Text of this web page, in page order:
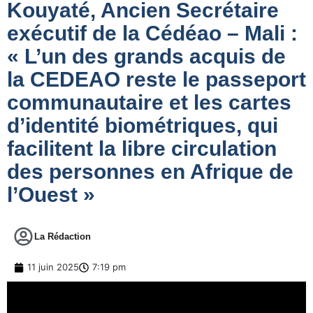
Kouyaté, Ancien Secrétaire
exécutif de la Cédéao – Mali :
« L’un des grands acquis de
la CEDEAO reste le passeport
communautaire et les cartes
d’identité biométriques, qui
facilitent la libre circulation
des personnes en Afrique de
l’Ouest »
La Rédaction
11 juin 2025 7:19 pm